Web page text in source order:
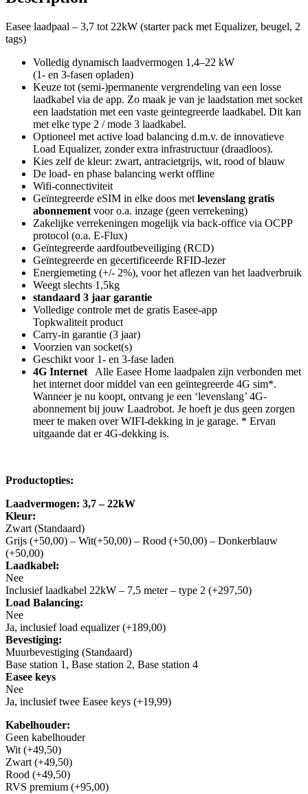
Easee laadpaal – 3,7 tot 22kW (starter pack met Equalizer, beugel, 2
tags)
Volledig dynamisch laadvermogen 1,4–22 kW
(1- en 3-fasen opladen)
Keuze tot (semi-)permanente vergrendeling van een losse
laadkabel via de app. Zo maak je van je laadstation met socket
een laadstation met een vaste geintegreerde laadkabel. Dit kan
met elke type 2 / mode 3 laadkabel.
Optioneel met active load balancing d.m.v. de innovatieve
Load Equalizer, zonder extra infrastructuur (draadloos).
Kies zelf de kleur: zwart, antracietgrijs, wit, rood of blauw
De load- en phase balancing werkt offline
Wifi-connectiviteit
Geïntegreerde eSIM in elke doos met levenslang gratis
abonnement voor o.a. inzage (geen verrekening)
Zakelijke verrekeningen mogelijk via back-office via OCPP
protocol (o.a. E-Flux)
Geïntegreerde aardfoutbeveiliging (RCD)
Geïntegreerde en gecertificeerde RFID-lezer
Energiemeting (+/- 2%), voor het aflezen van het laadverbruik
Weegt slechts 1,5kg
standaard 3 jaar garantie
Volledige controle met de gratis Easee-app
Topkwaliteit product
Carry-in garantie (3 jaar)
Voorzien van socket(s)
Geschikt voor 1- en 3-fase laden
4G Internet
Alle Easee Home laadpalen zijn verbonden met
het internet door middel van een geïntegreerde 4G sim*.
Wanneer je nu koopt, ontvang je een ‘levenslang’ 4G-
abonnement bij jouw Laadrobot. Je hoeft je dus geen zorgen
meer te maken over WIFI-dekking in je garage. * Ervan
uitgaande dat er 4G-dekking is.
Productopties:
Laadvermogen: 3,7 – 22kW
Kleur:
Zwart (Standaard)
Grijs (+50,00) – Wit(+50,00) – Rood (+50,00) – Donkerblauw
(+50,00)
Laadkabel:
Nee
Inclusief laadkabel 22kW – 7,5 meter – type 2 (+297,50)
Load Balancing:
Nee
Ja, inclusief load equalizer (+189,00)
Bevestiging:
Muurbevestiging (Standaard)
Base station 1, Base station 2, Base station 4
Easee keys
Nee
Ja, inclusief twee Easee keys (+19,99)
Kabelhouder:
Geen kabelhouder
Wit (+49,50)
Zwart (+49,50)
Rood (+49,50)
RVS premium (+95,00)